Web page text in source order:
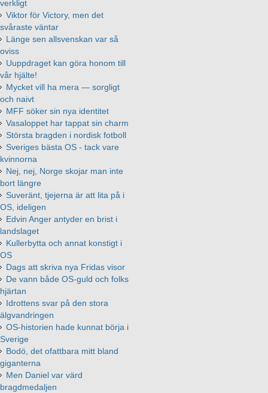
verkligt
Viktor för Victory, men det
svåraste väntar
Länge sen allsvenskan var så
oviss
Uuppdraget kan göra honom till
vår hjälte!
Mycket vill ha mera — sorgligt
och naivt
MFF söker sin nya identitet
Vasaloppet har tappat sin charm
Största bragden i nordisk fotboll
Sveriges bästa OS - tack vare
kvinnorna
Nej, nej, Norge skojar man inte
bort längre
Suveränt, tjejerna är att lita på i
OS, ideligen
Edvin Anger antyder en brist i
landslaget
Kullerbytta och annat konstigt i
OS
Dags att skriva nya Fridas visor
De vann både OS-guld och folks
hjärtan
Idrottens svar på den stora
älgvandringen
OS-historien hade kunnat börja i
Sverige
Bodö, det ofattbara mitt bland
giganterna
Men Daniel var värd
bragdmedaljen